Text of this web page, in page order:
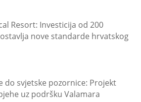
Resort: Investicija od 200
nove standarde hrvatskog
do svjetske pozornice: Projekt
uz podršku Valamara